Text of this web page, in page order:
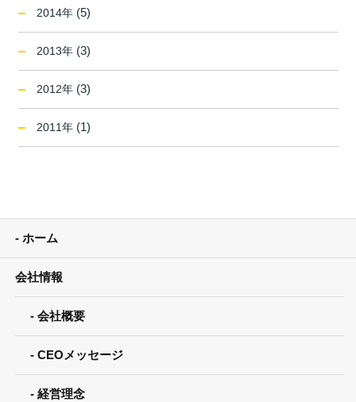
2014年 (5)
2013年 (3)
2012年 (3)
2011年 (1)
ホーム
会社情報
会社概要
CEOメッセージ
経営理念